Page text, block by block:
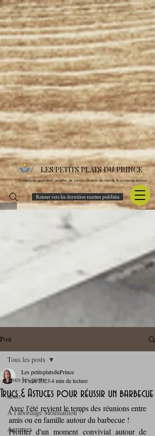
LES PETITS PLATS DU PRINCE
Cuisine du quotidien, recettes de saison, saveurs du monde & conserves maison
Retour vers les dernières recettes publiées
Post
Tous les posts
abats
A l'abordage Moussaillon !
Agrumes
Tous les posts
Trucs & Astuces pour réussir un barbecue
Les petitsplatsduPrince
31 mai 2023 4 min de lecture
Avec l'été revient le temps des réunions entre
amis ou en famille autour du barbecue !
Profiter d'un moment convivial autour de